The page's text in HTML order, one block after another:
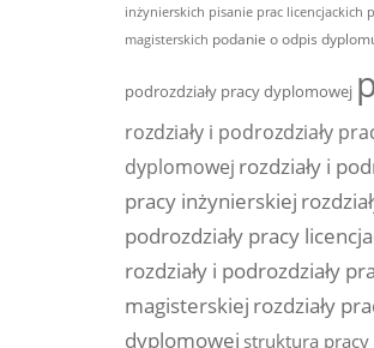
inżynierskich pisanie prac licencjackich
magisterskich podanie o odpis
podrozdziały pracy dyplomowej
rozdziały i podrozdziały
dyplomowej rozdziały i
pracy inżynierskiej
podrozdziały pracy
rozdziały i podrozdziały
magisterskiej rozdziały
dyplomowej struktura